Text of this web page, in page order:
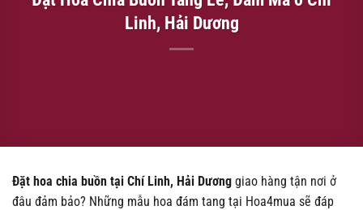
Linh, Hải Dương
Đặt hoa chia buồn tại Chí Linh, Hải Dương giao hàng tận nơi ở
đâu đảm bảo? Những mẫu hoa đám tang tại Hoa4mua sẽ đáp